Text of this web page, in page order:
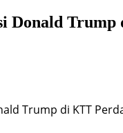
Donald
Trump di KTT